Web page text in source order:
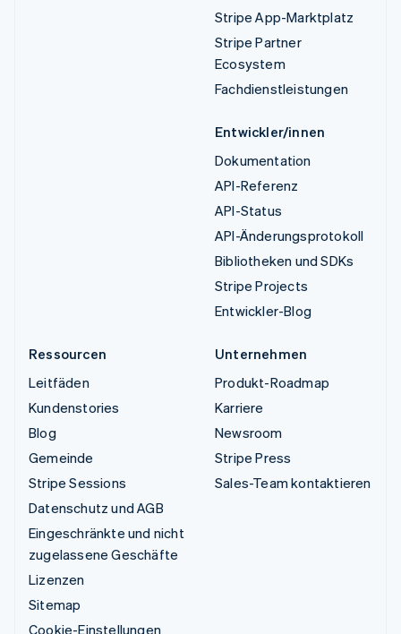
Stripe App-Marktplatz
Stripe Partner
Ecosystem
Fachdienstleistungen
Entwickler/innen
Dokumentation
API-Referenz
API-Status
API-Änderungsprotokoll
Bibliotheken und SDKs
Stripe Projects
Entwickler-Blog
Ressourcen
Leitfäden
Kundenstories
Blog
Gemeinde
Stripe Sessions
Datenschutz und AGB
Eingeschränkte und nicht
zugelassene Geschäfte
Lizenzen
Sitemap
Cookie-Einstellungen
Unternehmen
Produkt-Roadmap
Karriere
Newsroom
Stripe Press
Sales-Team kontaktieren